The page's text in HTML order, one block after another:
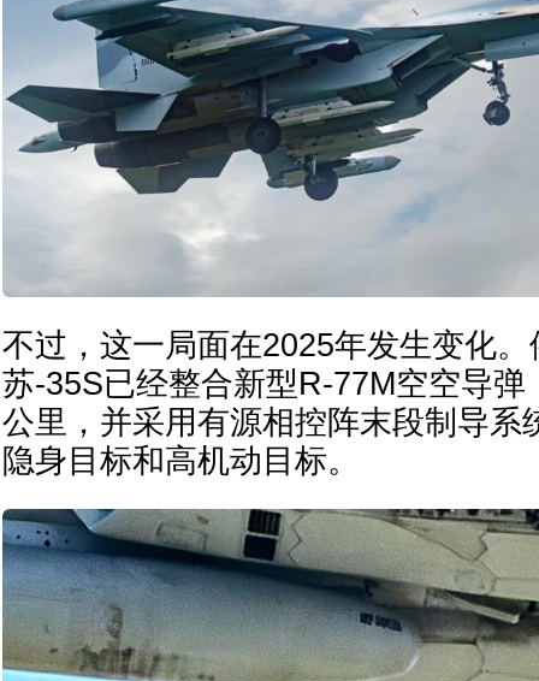
不过，这一局面在2025年发生变化
苏-35S已经整合新型R-77M空空导弹
公里，并采用有源相控阵末段制导系
隐身目标和高机动目标。